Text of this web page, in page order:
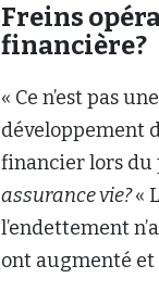
Freins
financière?
« Ce n’est pas
développement
financier lors
assurance vie?«
l’endettement
ont augmenté